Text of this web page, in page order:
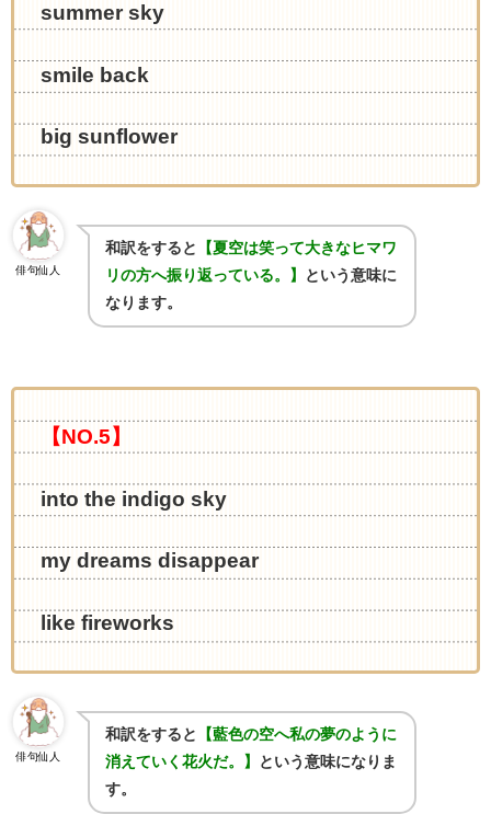
summer sky
smile back
big sunflower
俳句仙人
和訳をすると
【夏空は笑って大きなヒマワ
リの方へ振り返っている。】
という意味に
なります。
【NO.5】
into the indigo sky
my dreams disappear
like fireworks
俳句仙人
和訳をすると
【藍色の空へ私の夢のように
消えていく花火だ。】
という意味になりま
す。